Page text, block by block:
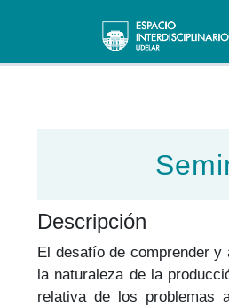
Main
Descripción
El desafío de comprender
la naturaleza de la
relativa de los problemas